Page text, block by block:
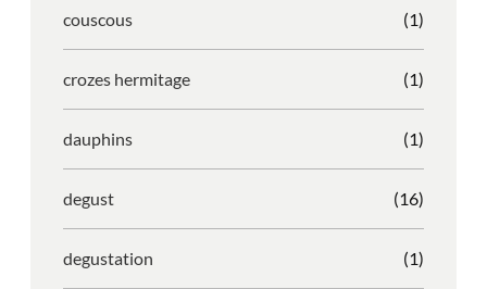
couscous (1)
crozes hermitage (1)
dauphins (1)
degust (16)
degustation (1)